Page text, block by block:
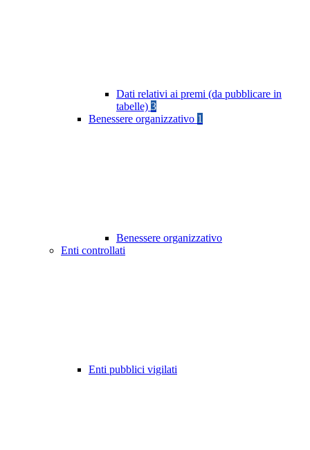
Dati relativi ai premi (da pubblicare in
tabelle) 3
Benessere organizzativo 1
Benessere organizzativo
Enti controllati
Enti pubblici vigilati